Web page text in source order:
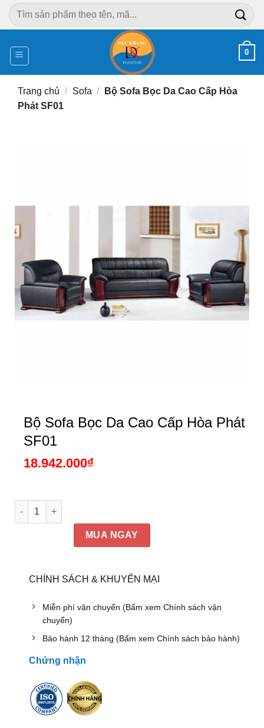
Chuyển
đến
dung
Tìm
kiếm:
0
Trang chủ / Sofa /
Bộ Sofa Bọc Da Cao Cấp Hòa
Phát SF01
Bộ Sofa Bọc Da Cao Cấp Hòa Phát
SF01
18.942.000₫
Bộ Sofa Bọc Da Cao Cấp Hòa Phát SF01 số lượng
MUA NGAY
CHÍNH SÁCH & KHUYẾN MẠI
Miễn phí vận chuyển (Bấm xem Chính sách vận
chuyển)
Bảo hành 12 tháng (Bấm xem Chính sách bảo hành)
Chứng nhận